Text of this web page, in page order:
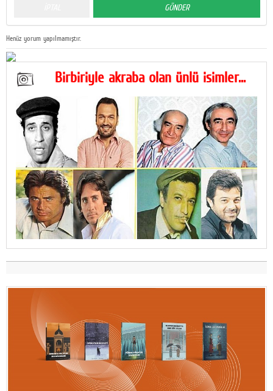
Henüz yorum yapılmamıştır.
Birbiriyle akraba olan ünlü isimler...